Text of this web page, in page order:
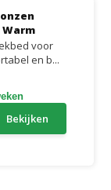
Warm
voor
en b...
Bekijken